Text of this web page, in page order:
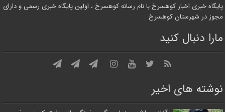
پایگاه خبری اخبار کوهسرخ با نام رسانه کوهسرخ ، اولین پایگاه خبری رسمی و دارای
مجوز در شهرستان کوهسرخ
مارا دنبال کنید
نوشته های اخیر